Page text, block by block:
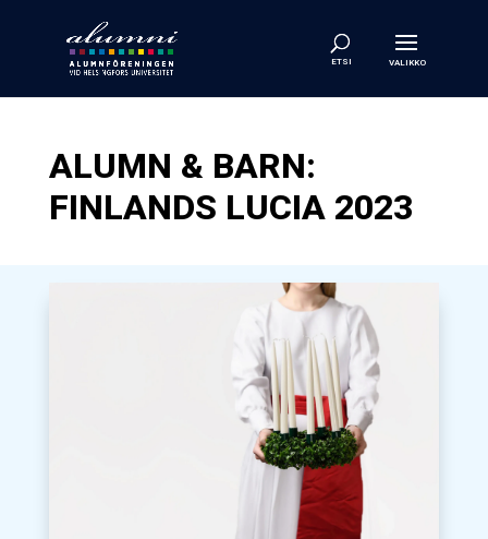
ALUMN & BARN:
FINLANDS LUCIA 2023